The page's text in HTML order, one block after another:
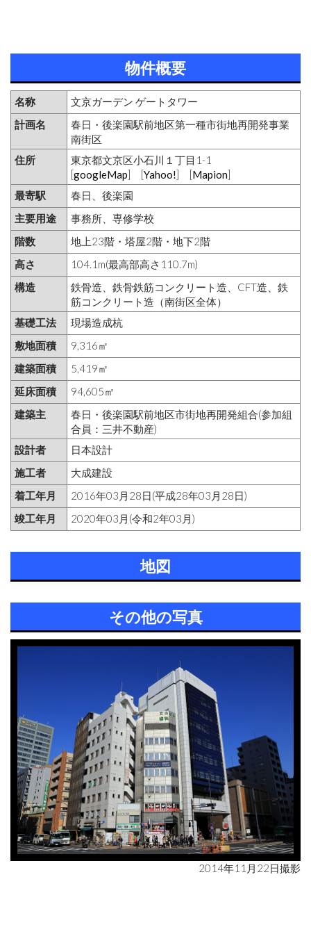
物件概要
名称
文京ガーデン ゲートタワー
計画名
春日・後楽園駅前地区第一種市街地再開発事業
南街区
住所
東京都文京区小石川１丁目1-1
[googleMap] [Yahoo!] [Mapion]
最寄駅
春日、後楽園
主要用途
事務所、専修学校
階数
地上23階・塔屋2階・地下2階
高さ
104.1m(最高部高さ110.7m)
構造
鉄骨造、鉄骨鉄筋コンクリート造、CFT造、鉄
筋コンクリート造（南街区全体）
基礎工法
現場造成杭
敷地面積
9,316㎡
建築面積
5,419㎡
延床面積
94,605㎡
建築主
春日・後楽園駅前地区市街地再開発組合(参加組
合員：三井不動産)
設計者
日本設計
施工者
大成建設
着工年月
2016年03月28日(平成28年03月28日)
竣工年月
2020年03月(令和2年03月)
地図
その他の写真
2014年11月22日撮影